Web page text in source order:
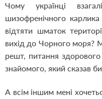
Чому українці
шизофренічного
відтяти шматок
вихід до Чорного моря?
решт, питання
знайомого, який сказав
А всім іншим мені